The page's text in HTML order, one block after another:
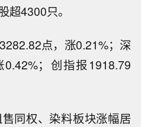
超4300只。
点，涨0.21%；深
；创指报1918.79
同权、染料板块涨幅居